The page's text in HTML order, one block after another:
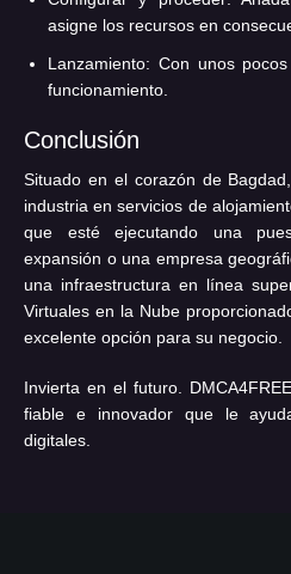
asigne los recursos en
Lanzamiento: Con unos
funcionamiento.
Conclusión
Situado en el corazón de
industria en servicios de
que esté ejecutando una
expansión o una empresa
una infraestructura en línea
Virtuales en la Nube
excelente opción para su negocio.
Invierta en el futuro.
fiable e innovador que le
digitales.